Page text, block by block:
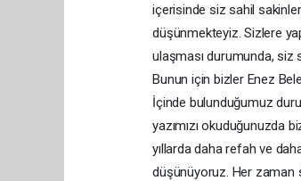
içerisinde siz sahil
düşünmekteyiz. Sizlere
ulaşması durumunda, siz
Bunun için bizler Enez
İçinde bulunduğumuz
yazımızı okuduğunuzda
yıllarda daha refah ve
düşünüyoruz. Her zaman